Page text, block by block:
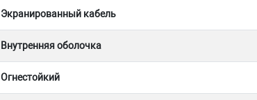
Экранированный кабель
Внутренняя оболочка
Огнестойкий